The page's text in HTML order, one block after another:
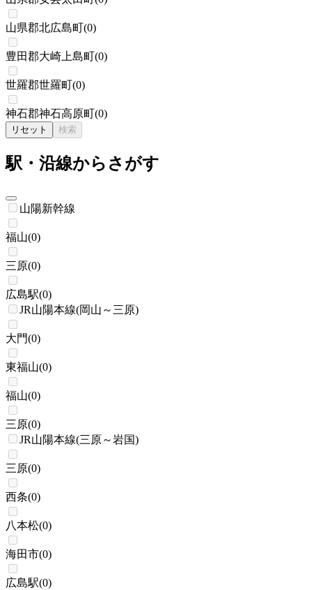
山県郡北広島町(0)
豊田郡大崎上島町(0)
世羅郡世羅町(0)
神石郡神石高原町(0)
リセット 検索
駅・沿線からさがす
山陽新幹線
福山(0)
三原(0)
広島駅(0)
JR山陽本線(岡山～三原)
大門(0)
東福山(0)
福山(0)
三原(0)
JR山陽本線(三原～岩国)
三原(0)
西条(0)
八本松(0)
海田市(0)
広島駅(0)